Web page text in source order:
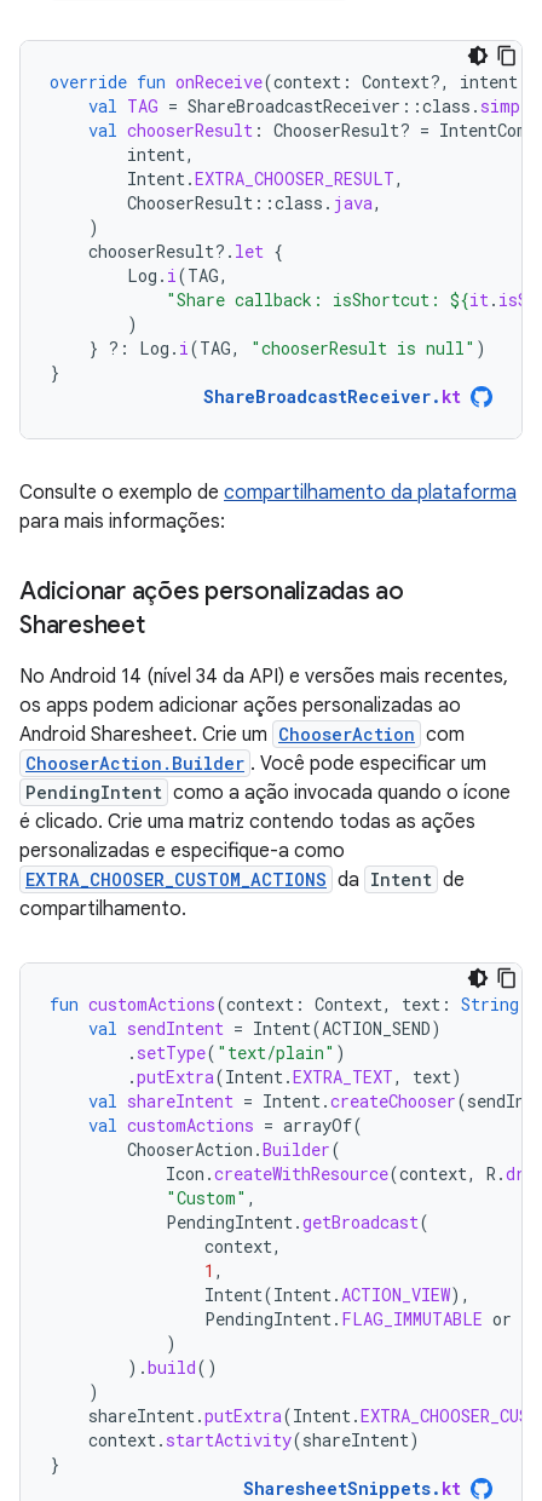
override fun onReceive(context : Context?, intent
val TAG = ShareBroadcastReceiver ::class .
val chooserResult : ChooserResult? =
intent,
Intent .EXTRA_CHOOSER_RESULT,
ChooserResult ::class . java,
)
chooserResult?. let {
Log . i (TAG,
"Share callback: isShortcut: ${it .
)
} ?: Log . i (TAG, "chooserResult is null" )
}
ShareBroadcastReceiver. kt
Consulte o exemplo de compartilhamento da plataforma
para mais informações:
Adicionar ações personalizadas ao
Sharesheet
No Android 14 (nível 34 da API) e versões mais recentes,
os apps podem adicionar ações personalizadas ao
Android Sharesheet. Crie um ChooserAction com
ChooserAction.Builder . Você pode especificar um
PendingIntent como a ação invocada quando o ícone
é clicado. Crie uma matriz contendo todas as ações
personalizadas e especifique-a como
EXTRA_CHOOSER_CUSTOM_ACTIONS da Intent de
compartilhamento.
fun customActions(context : Context, text : String
val sendIntent = Intent(ACTION_SEND)
. setType( "text/plain" )
.putExtra(Intent .EXTRA_TEXT, text)
val shareIntent = Intent .createChooser(
val customActions = arrayOf(
ChooserAction .Builder(
Icon .createWithResource(context, R .
"Custom" ,
PendingIntent .getBroadcast(
context,
1 ,
Intent(Intent . ACTION_VIEW),
PendingIntent . FLAG_IMMUTABLE or
)
).build()
)
shareIntent .putExtra(Intent .
context . startActivity(shareIntent)
}
SharesheetSnippets. kt